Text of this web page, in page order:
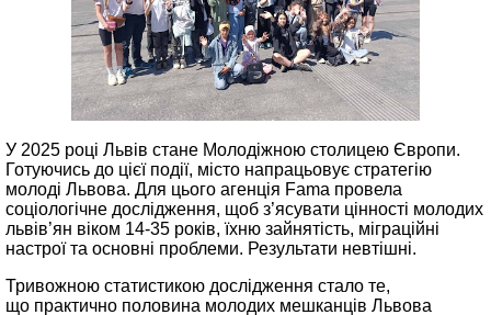
У 2025 році Львів стане Молодіжною столицею Європи.
Готуючись до цієї події, місто напрацьовує стратегію
молоді Львова. Для цього агенція Fama провела
соціологічне дослідження, щоб з’ясувати цінності молодих
львів’ян віком 14-35 років, їхню зайнятість, міграційні
настрої та основні проблеми. Результати невтішні.
Тривожною статистикою дослідження стало те,
що практично половина молодих мешканців Львова